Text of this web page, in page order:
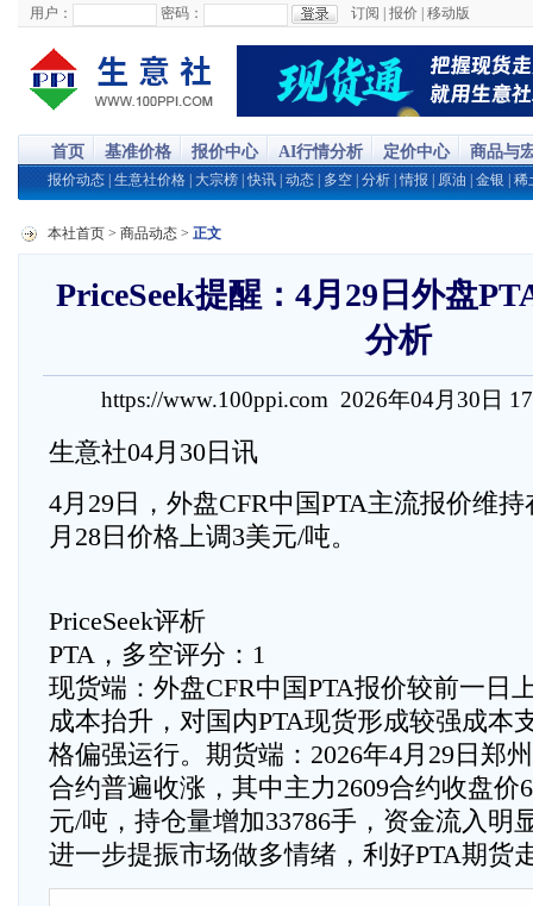
用户： 密码： 订阅 报价 移动版
首页 基准价格 报价中心 AI行情分析 定价中心 商品与
报价动态 生意社价格 大宗榜 |快讯 动态 多空 分析 |情报 原油 金银 稀
本社首页 > 商品动态 > 正文
PriceSeek提醒：4月29日外盘
分析
https://www.100ppi.com 2026年04月30日
生意社04月30日讯
4月29日，外盘CFR中国PTA主流报价维
月28日价格上调3美元/吨。
PriceSeek评析
PTA，多空评分：1
现货端：外盘CFR中国PTA报价较前一日
成本抬升，对国内PTA现货形成较强成本
格偏强运行。期货端：2026年4月29日郑
合约普遍收涨，其中主力2609合约收盘价
元/吨，持仓量增加33786手，资金流入明
进一步提振市场做多情绪，利好PTA期货